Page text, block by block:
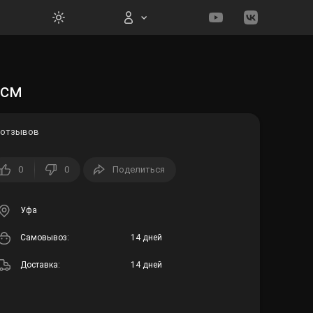
0 0 Поделиться
Уфа
Cамовывоз: 14 дней
Доставка: 14 дней